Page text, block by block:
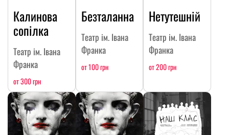
Калинова
сопілка
Театр ім. Івана
Франка
от 300 грн
Безталанна
Театр ім. Івана
Франка
от 100 грн
Нетутешній
Театр ім. Івана
Франка
от 200 грн